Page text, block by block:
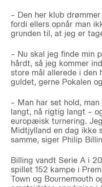
– Den her klub
fordi ellers opnår man
grunden til, at jeg er
– Nu skal jeg finde min
hårdt, så jeg kommer
store mål allerede i den
guldet, gerne Pokalen
– Man har set hold,
langt, nå rigtig langt –
europæisk turnering.
Midtjylland en dag ikke
samme, siger Philip
Billing vandt Serie A i
spillet 152 kampe i
Town og Bournemouth